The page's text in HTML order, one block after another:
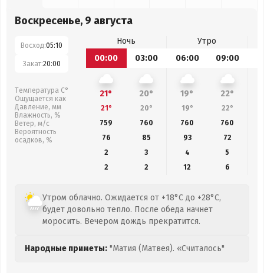
Воскресенье, 9 августа
Восход:05:10
Закат:20:00
Температура С°
Ощущается как
Давление, мм
Влажность, %
Ветер, м/с
Вероятность
осадков, %
Ночь
Утро
00:00
03:00 06:00 09:00
21° 20° 19° 22°
21° 20° 19° 22°
759
760 760 760
76
85 93 72
2
3 4
5
2
2 12 6
Утром облачно. Ожидается от +18°C до +28°C,
будет довольно тепло. После обеда начнет
моросить. Вечером дождь прекратится.
Народные приметы: "Матия (Матвея). «Считалось"